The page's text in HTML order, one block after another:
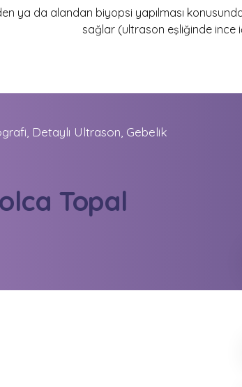
ya da alandan biyopsi yapılması
sağlar (ultrason eşliğinde ince
Detaylı Ultrason, Gebelik
Topal